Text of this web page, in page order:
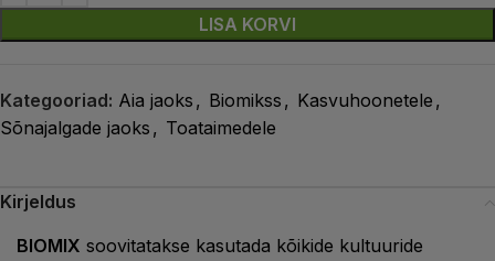
LISA KORVI
Kategooriad: Aia jaoks , Biomikss , Kasvuhoonetele ,
Sõnajalgade jaoks , Toataimedele
Kirjeldus
BIOMIX soovitatakse kasutada kõikide kultuuride